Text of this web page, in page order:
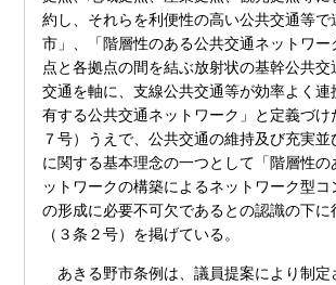
約し、それらを利便性の高い公共交通等で
市」、「階層性のある公共交通ネットワー
点と各拠点の間を結ぶ放射状の基幹公共
交通を軸に、支線公共交通等が効率よく連
有する公共交通ネットワーク」と定義づけ
７号）うえで、公共交通の維持及び充実並
に関する基本理念の一つとして「階層性の
ットワークの構築によるネットワーク型コ
の形成に必要不可欠であるとの認識の下に
（３条２号）を掲げている。
あきる野市条例は、議員提案により制定